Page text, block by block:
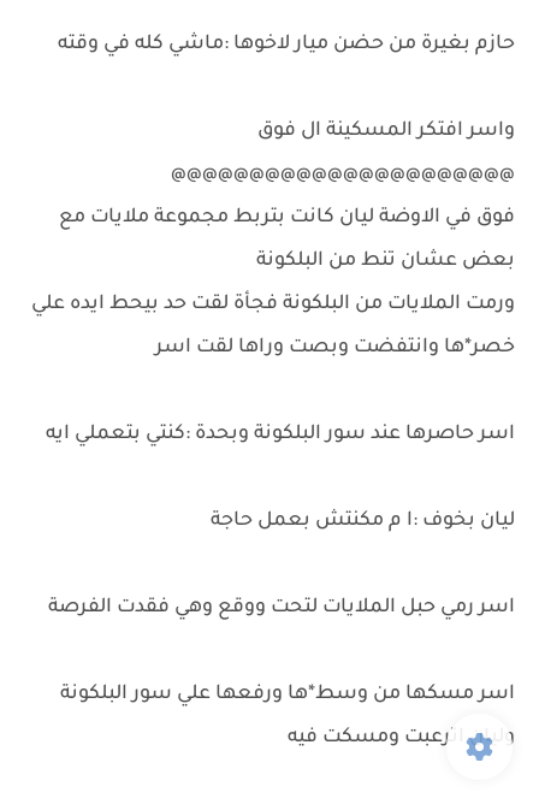
حازم بغيرة من حضن ميار لاخوها :ماشي كله في وقته
واسر افتكر المسكينة ال فوق
@@@@@@@@@@@@@@@@@@@@@@
فوق في الاوضة ليان كانت بتربط مجموعة ملايات مع
بعض عشان تنط من البلكونة
ورمت الملايات من البلكونة فجأة لقت حد بيحط ايده علي
خصر*ها وانتفضت وبصت وراها لقت اسر
اسر حاصرها عند سور البلكونة وبحدة :كنتي بتعملي ايه
ليان بخوف :ا م مكنتش بعمل حاجة
اسر رمي حبل الملايات لتحت ووقع وهي فقدت الفرصة
اسر مسكها من وسط*ها ورفعها علي سور البلكونة
وليان اترعبت ومسكت فيه